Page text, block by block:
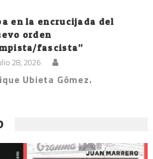
en la encrucijada del
orden
fascista”
28, 2026
Ubieta Gómez.